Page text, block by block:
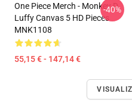
One Piece Merch - Monkey D.
Luffy Canvas 5 HD Pieces
MNK1108
55,15 € - 147,14 €
-40%